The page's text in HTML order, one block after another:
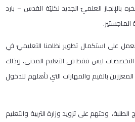
بالإنجاز العلميّ الجديد لكليّة القدس – بارد
على استكمال تطوير نظامنا التعليميّ في
ليس فقط في التعليم المدني، وذلك
المعززين بالقيم والمهارات التي تأهلهم للدخول
وحثهم على تزويد وزارة التربية والتعليم